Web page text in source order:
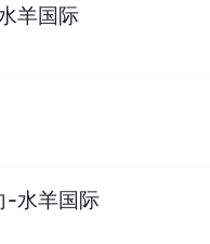
羊国际
-水羊国际